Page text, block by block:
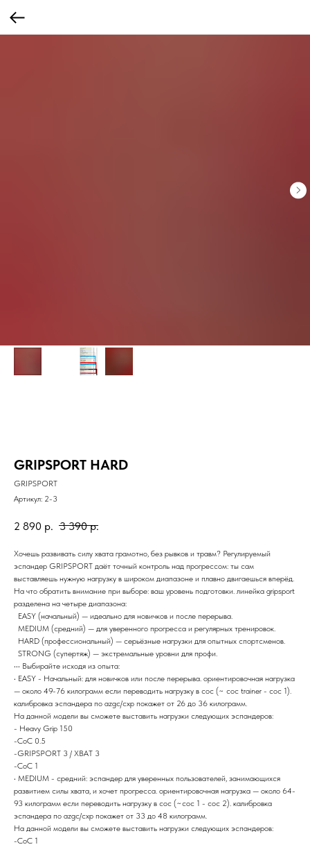
GRIPSPORT HARD
GRIPSPORT
Артикул: 2-3
2 890 р. 3 390 р.
Хочешь развивать силу хвата грамотно, без рывков и травм? Регулируемый
эспандер GRIPSPORT даёт точный контроль над прогрессом: ты сам
выставляешь нужную нагрузку в широком диапазоне и плавно двигаешься вперёд.
На что обратить внимание при выборе: ваш уровень подготовки. линейка gripsport
разделена на четыре диапазона:
EASY (начальный) — идеально для новичков и после перерыва.
MEDIUM (средний) — для уверенного прогресса и регулярных тренировок.
HARD (профессиональный) — серьёзные нагрузки для опытных спортсменов.
STRONG (супертяж) — экстремальные уровни для профи.
••• Выбирайте исходя из опыта:
• EASY - Начальный: для новичков или после перерыва. ориентировочная нагрузка
— около 49-76 килограмм если переводить нагрузку в сос (~ coc trainer - coc 1).
калибровка эспандера по azgc/схр покажет от 26 до 36 килограмм.
На данной модели вы сможете выставить нагрузки следующих эспандеров:
- Heavy Grip 150
-CoC 0.5
-GRIPSPORT 3 / ХВАТ 3
-CoC 1
• MEDIUM - средний: эспандер для уверенных пользователей, занимающихся
развитием силы хвата, и хочет прогресса. ориентировочная нагрузка — около 64-
93 килограмм если переводить нагрузку в сос (~coc 1 - coc 2). калибровка
эспандера по azgc/схр покажет от 33 до 48 килограмм.
На данной модели вы сможете выставить нагрузки следующих эспандеров:
-CoC 1